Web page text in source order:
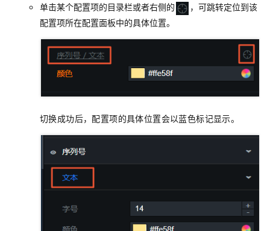
单击某个配置项的目录栏或者右侧的
，可跳转定位到该
配置项所在配置面板中的具体位置。
切换成功后，配置项的具体位置会以蓝色标记显示。